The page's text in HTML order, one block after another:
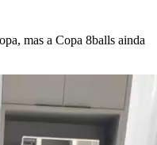
mas a Copa 8balls ainda